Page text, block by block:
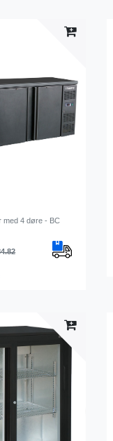
med 4 døre - BC